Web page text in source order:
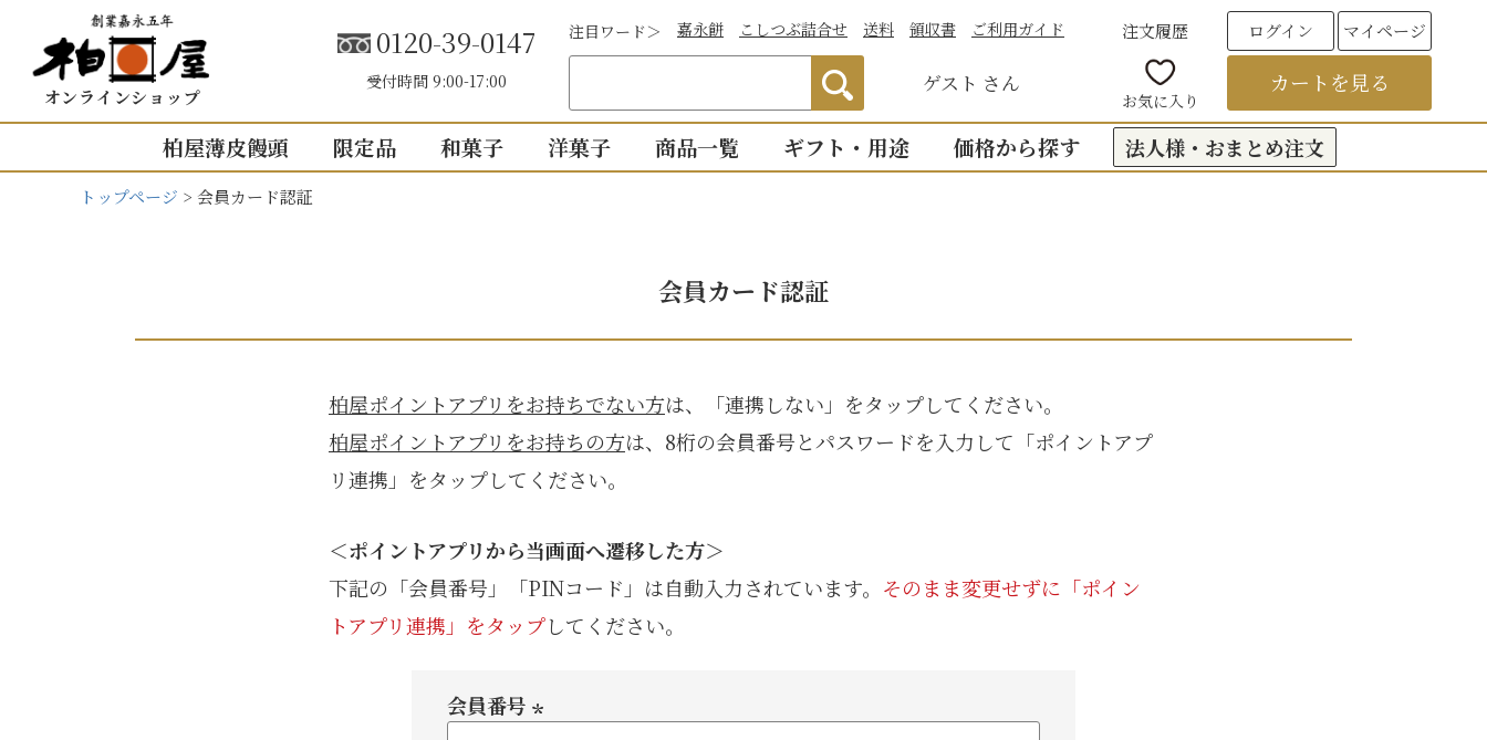
オンラインショップ
0120-39-0147
受付時間 9:00-17:00
注目ワード＞ 嘉永餅 こしつぶ詰合せ 送料 領収書 ご利用ガイド
ゲスト さん
注文履歴 ログイン マイページ
お気に入り
カートを見る
柏屋薄皮饅頭
こしあん
8個入り
16個入り
せいろ薄皮
5個入り
8個入り
10個入り
16個入り
mini せいろ薄皮
詰合せ16個入
こし・つぶ各8個
限定品 和菓子 洋菓子 商品一覧
全商品一覧
ギフト・用途
出産内祝い
入園・入学のお祝返し
その他の内祝い・お返し
出産祝い
誕生日・長寿のお祝い
お盆・お彼岸
手土産
価格から探す
5,000円台の贈りもの
6,000円以上
検索
法人様・おまとめ注文
トップページ 会員カード認証
会員カード認証
柏屋ポイントアプリをお持ちでない方は、「連携しない」をタップしてください。
柏屋ポイントアプリをお持ちの方は、8桁の会員番号とパスワードを入力して「ポイントアプ
リ連携」をタップしてください。
＜ポイントアプリから当画面へ遷移した方＞
下記の「会員番号」「PINコード」は自動入力されています。 そのまま変更せずに「ポイン
トアプリ連携」をタップしてください。
会員番号